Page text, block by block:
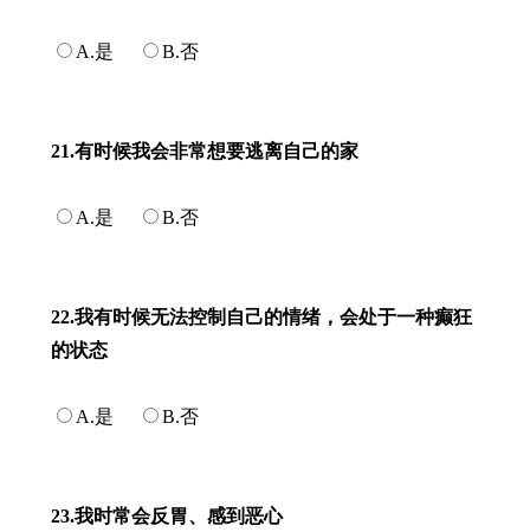
A.是 B.否
21.有时候我会非常想要逃离自己的家
A.是 B.否
22.我有时候无法控制自己的情绪，会处于一种癫狂
的状态
A.是 B.否
23.我时常会反胃、感到恶心